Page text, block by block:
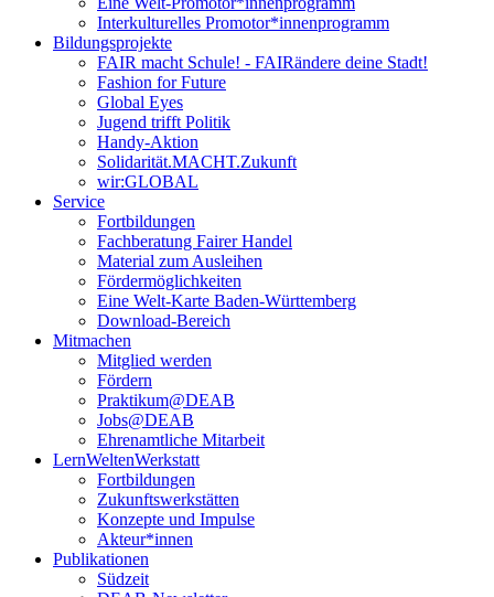
Interkulturelles Promotor*innenprogramm
Bildungsprojekte
FAIR macht Schule! - FAIRändere deine Stadt!
Fashion for Future
Global Eyes
Jugend trifft Politik
Handy-Aktion
Solidarität.MACHT.Zukunft
wir:GLOBAL
Service
Fortbildungen
Fachberatung Fairer Handel
Material zum Ausleihen
Fördermöglichkeiten
Eine Welt-Karte Baden-Württemberg
Download-Bereich
Mitmachen
Mitglied werden
Fördern
Praktikum@DEAB
Jobs@DEAB
Ehrenamtliche Mitarbeit
LernWeltenWerkstatt
Fortbildungen
Zukunftswerkstätten
Konzepte und Impulse
Akteur*innen
Publikationen
Südzeit